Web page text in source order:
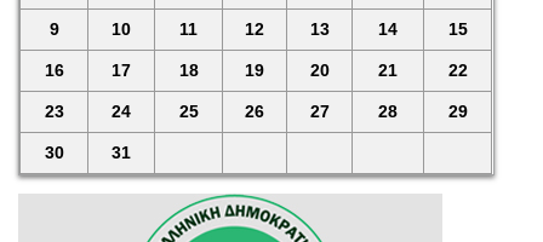
9 10 11 12 13 14 15
16 17 18 19 20 21 22
23 24 25 26 27 28 29
30 31